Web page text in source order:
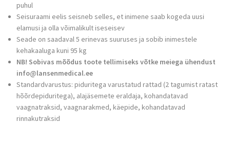
puhul
Seisuraami eelis seisneb selles, et inimene saab kogeda uusi
elamusi ja olla võimalikult iseseisev
Seade on saadaval 5 erinevas suuruses ja sobib inimestele
kehakaaluga kuni 95 kg
NB! Sobivas mõõdus toote tellimiseks võtke meiega ühendust
info@lansenmedical.ee
Standardvarustus: piduritega varustatud rattad (2 tagumist ratast
hõõrdepiduritega), alajäsemete eraldaja, kohandatavad
vaagnatraksid, vaagnarakmed, käepide, kohandatavad
rinnakutraksid